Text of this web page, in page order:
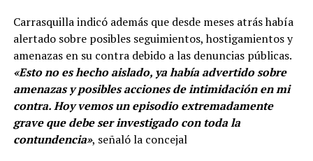
Carrasquilla indicó además que desde meses atrás había
alertado sobre posibles seguimientos, hostigamientos y
amenazas en su contra debido a las denuncias públicas.
«Esto no es hecho aislado, ya había advertido sobre
amenazas y posibles acciones de intimidación en mi
contra. Hoy vemos un episodio extremadamente
grave que debe ser investigado con toda la
contundencia», señaló la concejal